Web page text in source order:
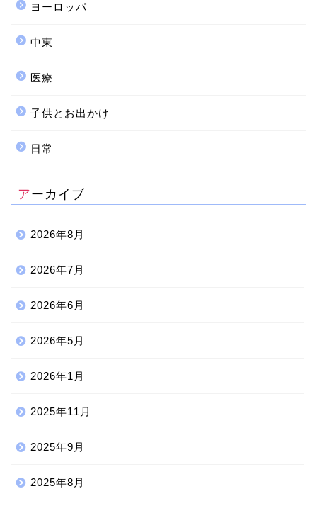
ヨーロッパ
中東
医療
子供とお出かけ
日常
アーカイブ
2026年8月
2026年7月
2026年6月
2026年5月
2026年1月
2025年11月
2025年9月
2025年8月